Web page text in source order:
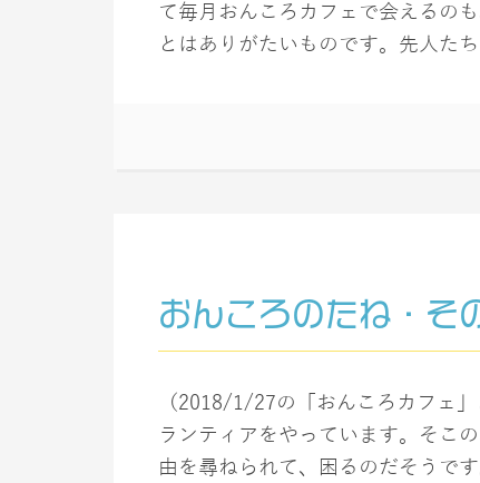
て毎月おんころカフェで会えるの
とはありがたいものです。先人た
おんころのたね・そ
（2018/1/27の「おんころカフェ
ランティアをやっています。そこ
由を尋ねられて、困るのだそうで